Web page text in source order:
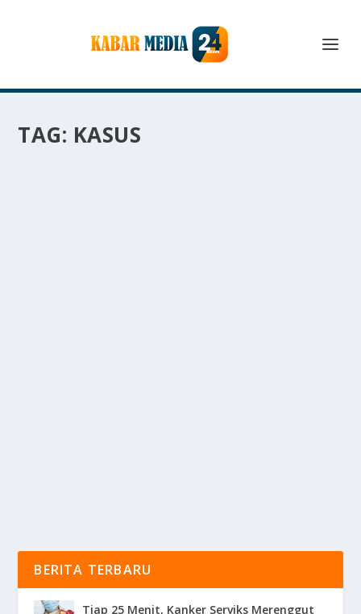
TAG: KASUS
BERITA TERBARU
Tiap 25 Menit, Kanker Serviks Merenggut